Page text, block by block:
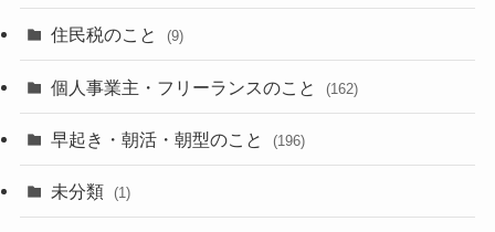
住民税のこと (9)
個人事業主・フリーランスのこと (162)
早起き・朝活・朝型のこと (196)
未分類 (1)